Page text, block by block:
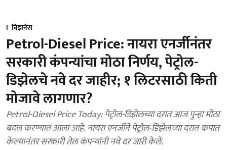
बिझनेस
Petrol-Diesel Price: नायरा एनर्जीनंतर
सरकारी कंपन्यांचा मोठा निर्णय, पेट्रोल-
डिझेलचे नवे दर जाहीर; १ लिटरसाठी किती
मोजावे लागणार?
Petrol-Diesel Price Today: पेट्रोल-डिझेलच्या दरात आज पुन्हा मोठा
बदल करण्यात आला आहे. नायरा एनर्जीने पेट्रोल-डिझेलच्या दरात कपात
केल्यानंतर सरकारी तेल कंपन्यांनी नवे दर जारी केले.